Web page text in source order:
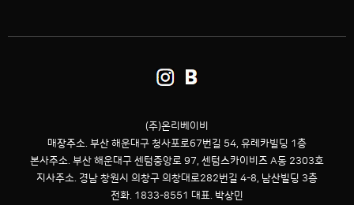
(주)온리베이비
매장주소. 부산 해운대구 청사포로67번길 54, 유레카빌딩 1층
본사주소. 부산 해운대구 센텀중앙로 97, 센텀스카이비즈 A동 2303호
지사주소. 경남 창원시 의창구 의창대로282번길 4-8, 남산빌딩 3층
전화. 1833-8551 대표. 박상민